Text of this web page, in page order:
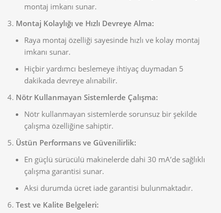
montaj imkanı sunar.
Montaj Kolaylığı ve Hızlı Devreye Alma:
Raya montaj özelliği sayesinde hızlı ve kolay montaj
imkanı sunar.
Hiçbir yardımcı beslemeye ihtiyaç duymadan 5
dakikada devreye alınabilir.
Nötr Kullanmayan Sistemlerde Çalışma:
Nötr kullanmayan sistemlerde sorunsuz bir şekilde
çalışma özelliğine sahiptir.
Üstün Performans ve Güvenilirlik:
En güçlü sürücülü makinelerde dahi 30 mA’de sağlıklı
çalışma garantisi sunar.
Aksi durumda ücret iade garantisi bulunmaktadır.
Test ve Kalite Belgeleri: